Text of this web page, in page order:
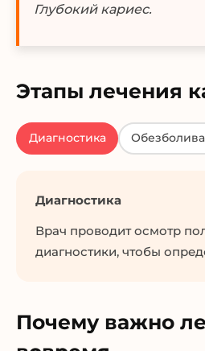
Глубокий кариес.
Этапы лечения
Диагностика
Диагностика
Врач проводит осмотр
диагностики, чтобы
Почему важно